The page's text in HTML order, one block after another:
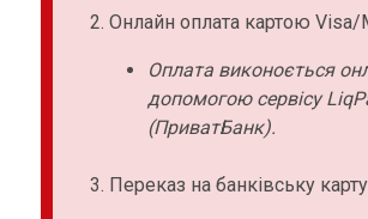
Онлайн оплата картою Visa/
Оплата виконоється
допомогою сервісу
(ПриватБанк).
Переказ на банківську